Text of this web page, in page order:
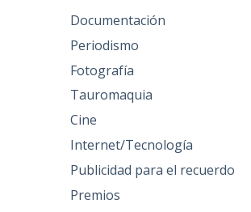
Documentación
Periodismo
Fotografía
Tauromaquia
Cine
Internet/Tecnología
Publicidad para el recuerdo
Premios